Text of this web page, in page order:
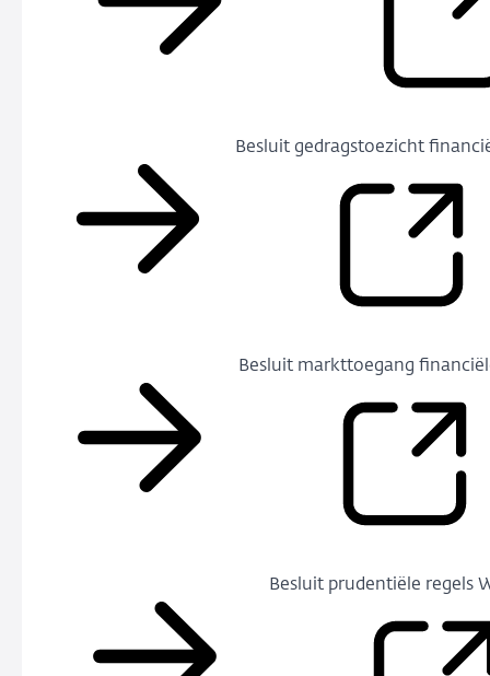
Besluit gedragstoezicht
Besluit markttoegang
Besluit prudentiële regels